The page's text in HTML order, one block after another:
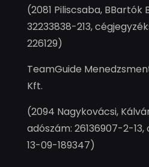
(2081 Piliscsaba, BBartók
32233838-213,
226129)
TeamGuide
Kft.
(2094 Nagykovácsi,
adószám: 26136907-2-
13-09-189347)